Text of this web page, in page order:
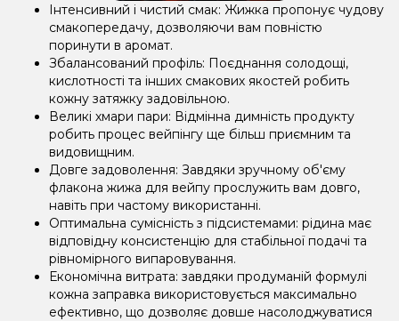
Інтенсивний і чистий смак: Жижка пропонує чудову
смакопередачу, дозволяючи вам повністю
поринути в аромат.
Збалансований профіль: Поєднання солодощі,
кислотності та інших смакових якостей робить
кожну затяжку задовільною.
Великі хмари пари: Відмінна димність продукту
робить процес вейпінгу ще більш приємним та
видовищним.
Довге задоволення: Завдяки зручному об'єму
флакона жижа для вейпу прослужить вам довго,
навіть при частому використанні.
Оптимальна сумісність з підсистемами: рідина має
відповідну консистенцію для стабільної подачі та
рівномірного випаровування.
Економічна витрата: завдяки продуманій формулі
кожна заправка використовується максимально
ефективно, що дозволяє довше насолоджуватися